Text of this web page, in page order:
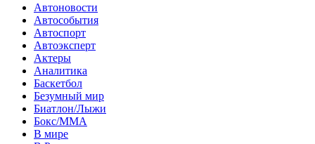
Автоновости
Автособытия
Автоспорт
Автоэксперт
Актеры
Аналитика
Баскетбол
Безумный мир
Биатлон/Лыжи
Бокс/MMA
В мире